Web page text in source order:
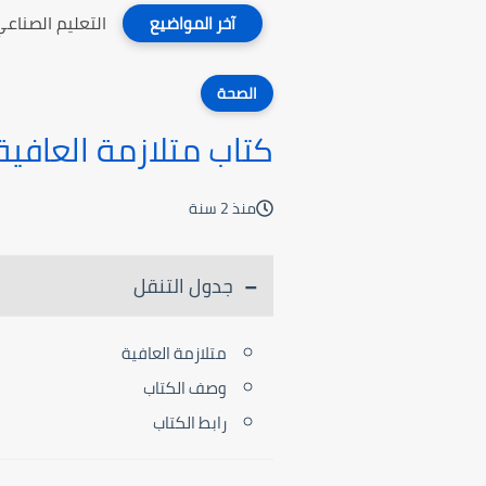
آخر المواضيع التعليم
الصحة
كتاب متلازمة
منذ 2 سنة
جدول التنقل
متلازمة العافية
وصف الكتاب
رابط الكتاب